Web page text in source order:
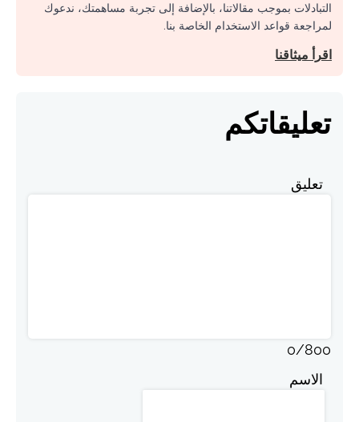
التبادلات بموجب مقالاتنا، بالإضافة إلى تجربة مساهمتك، ندعوك
لمراجعة قواعد الاستخدام الخاصة بنا.
اقرأ ميثاقنا
تعليقاتكم
تعليق
0/800
الاسم